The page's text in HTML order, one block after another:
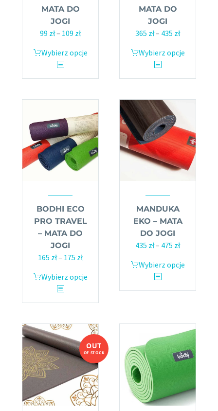
MATA DO
JOGI
99 zł– 109 złZakres
od
do
Wybierz opcje
Ten
produkt
ma
wariantów.
można
wybrać
na
stronie
produktu
MATA DO
JOGI
365 zł– 435 złZakres
od
do
Wybierz opcje
Ten
produkt
ma
wariantów.
Opcje
można
wybrać
na
stronie
produktu
BODHI ECO
PRO TRAVEL
– MATA DO
JOGI
165 zł– 175 złZakres
od
do
Wybierz opcje
Ten
produkt
ma
wariantów.
Opcje
można
wybrać
stronie
produktu
MANDUKA
EKO – MATA
DO JOGI
435 zł– 475 złZakres
od
do
Wybierz opcje
Ten
produkt
ma
Opcje
można
wybrać
na
OUT
OF STOCK